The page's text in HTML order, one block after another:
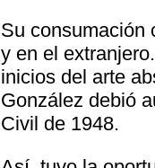
Su consumación
y en el
inicios del arte
González debió
Civil de 1948.